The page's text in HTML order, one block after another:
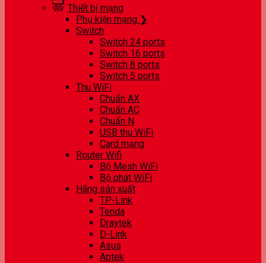
Thiết bị mạng
Phụ kiện mạng ❯
Switch
Switch 24 ports
Switch 16 ports
Switch 8 ports
Switch 5 ports
Thu WiFi
Chuẩn AX
Chuẩn AC
Chuẩn N
USB thu WiFi
Card mạng
Router Wifi
Bộ Mesh WiFi
Bộ phát WiFi
Hãng sản xuất
TP-Link
Tenda
Draytek
D-Link
Asus
Aptek